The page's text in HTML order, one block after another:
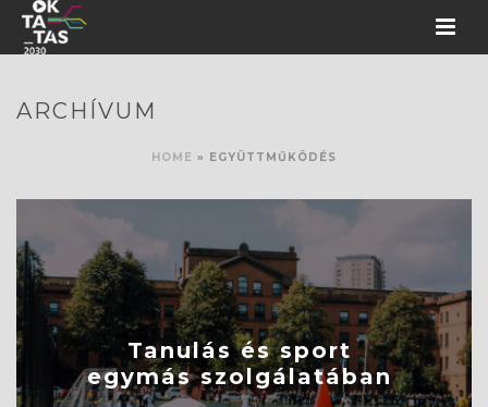
ARCHÍVUM
HOME » EGYÜTTMŰKÖDÉS
Tanulás és sport
egymás szolgálatában